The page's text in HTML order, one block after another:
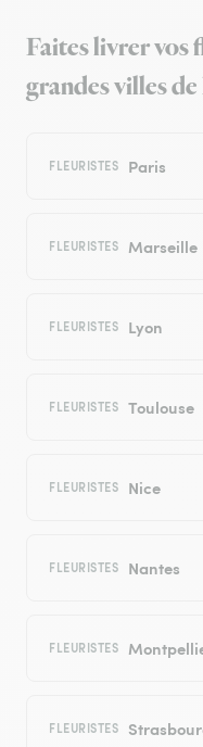
Faites livrer vos
grandes villes
FLEURISTES Paris
FLEURISTES Marseille
FLEURISTES Lyon
FLEURISTES Toulouse
FLEURISTES Nice
FLEURISTES Nantes
FLEURISTES
FLEURISTES